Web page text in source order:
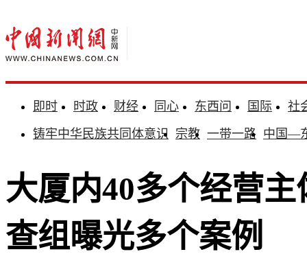
即时 时政 财经 同心 东西问 国际
社
铸牢中华民族共同体意识 宗教 一带一路 中国—
大厦内40多个经营
查组曝光多个案例